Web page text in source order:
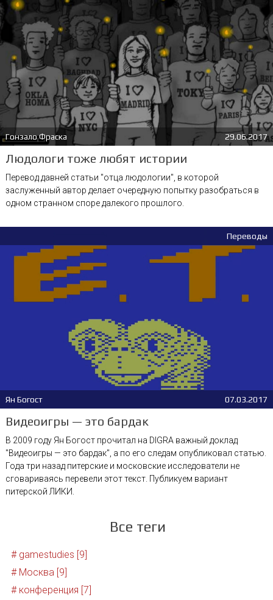
Гонзало Фраска 29.06.2017
Людологи тоже любят истории
Перевод давней статьи "отца людологии", в которой
заслуженный автор делает очередную попытку разобраться в
одном странном споре далекого прошлого.
Переводы
Ян Богост 07.03.2017
Видеоигры — это бардак
В 2009 году Ян Богост прочитал на DIGRA важный доклад
"Видеоигры — это бардак", а по его следам опубликовал статью.
Года три назад питерские и московские исследователи не
сговариваясь перевели этот текст. Публикуем вариант
питерской ЛИКИ.
Все теги
# gamestudies [9]
# Москва [9]
# конференция [7]